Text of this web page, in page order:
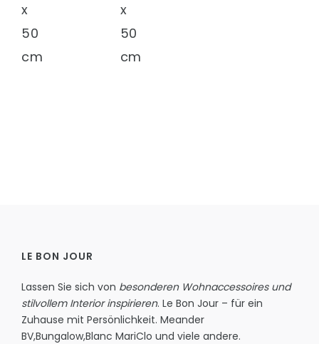
x
50
cm
x
50
cm
LE BON JOUR
Lassen Sie sich von besonderen Wohnaccessoires und
stilvollem Interior inspirieren. Le Bon Jour – für ein
Zuhause mit Persönlichkeit. Meander
BV,Bungalow,Blanc MariClo und viele andere.